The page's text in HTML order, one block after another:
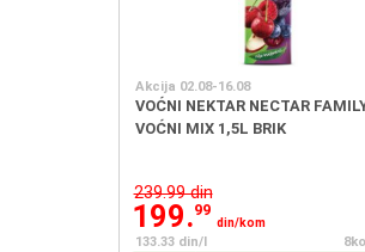
Akcija 02.08-16.08
VOĆNI NEKTAR NECTAR
VOĆNI MIX 1,5L BRIK
239.99 din
199.99
din/kom
133.33 din/l